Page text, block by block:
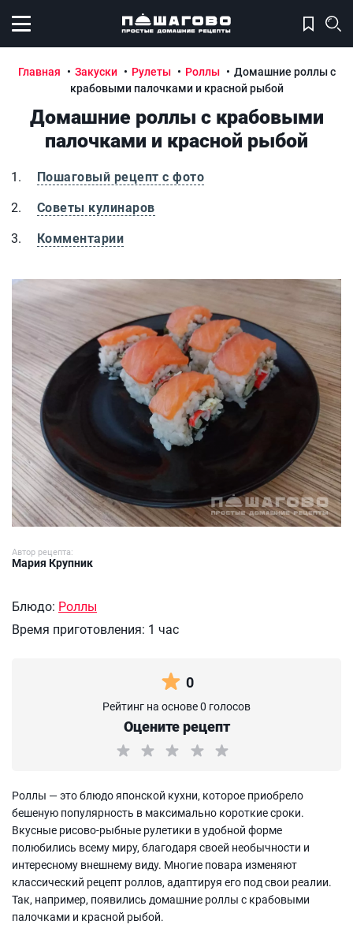
Открыть меню
Главная Закуски Рулеты Роллы
Домашние роллы с
крабовыми палочками и красной рыбой
Домашние роллы с крабовыми
палочками и красной рыбой
Пошаговый рецепт с фото
Советы кулинаров
Комментарии
Домашние роллы с крабовыми палочками и красной
Автор рецепта:
Мария Крупник
Блюдо: Роллы
Время приготовления: 1 час
0
Рейтинг на основе 0 голосов
Оцените рецепт
Роллы — это блюдо японской кухни, которое приобрело
бешеную популярность в максимально короткие сроки.
Вкусные рисово-рыбные рулетики в удобной форме
полюбились всему миру, благодаря своей необычности и
интересному внешнему виду. Многие повара изменяют
классический рецепт роллов, адаптируя его под свои реалии.
Так, например, появились домашние роллы с крабовыми
палочками и красной рыбой.